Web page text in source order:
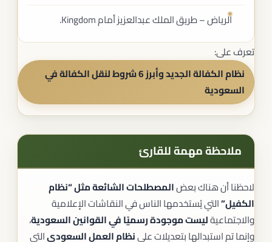
الرياض – طريق الملك عبدالعزيز أمام Kingdom.
تعرف على:
نظام الكفالة الجديد وأبرز 6 شروط لنقل الكفالة في
السعودية
ملاحظة مهمة للقارئ
لاحظنا أن هناك بعضالمصطلحات الشائعة مثل “نظام
الكفيل”التي يُستخدمها الناس في النقاشات الإعلامية
والاجتماعيةليست موجودة رسميًا في القوانين السعودية،
وإنما تم استبدالها بتعديلات علىنظام العمل السعوديالتي